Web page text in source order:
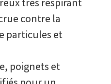
contre la
particules et
poignets et